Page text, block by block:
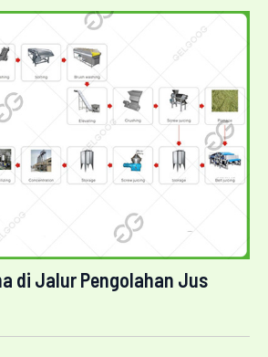
di Jalur Pengolahan Jus